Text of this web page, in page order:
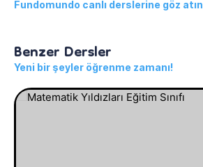
Fundomundo canlı derslerine göz atın
Benzer Dersler
Yeni bir şeyler öğrenme zamanı!